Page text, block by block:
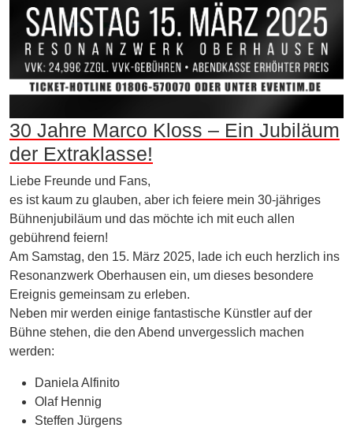
30 Jahre Marco Kloss – Ein Jubiläum
der Extraklasse!
Liebe Freunde und Fans,
es ist kaum zu glauben, aber ich feiere mein 30-jähriges
Bühnenjubiläum und das möchte ich mit euch allen
gebührend feiern!
Am Samstag, den 15. März 2025, lade ich euch herzlich ins
Resonanzwerk Oberhausen ein, um dieses besondere
Ereignis gemeinsam zu erleben.
Neben mir werden einige fantastische Künstler auf der
Bühne stehen, die den Abend unvergesslich machen
werden:
Daniela Alfinito
Olaf Hennig
Steffen Jürgens